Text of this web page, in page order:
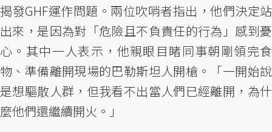
揭發GHF運作問題。兩位吹哨者指出，他們決定站
出來，是因為對「危險且不負責任的行為」感到憂
心。其中一人表示，他親眼目睹同事朝剛領完食
物、準備離開現場的巴勒斯坦人開槍。「一開始說
是想驅散人群，但我看不出當人們已經離開，為什
麼他們還繼續開火。」